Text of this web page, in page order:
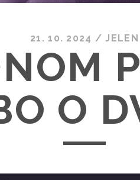
21. 10. 2024 / JELEN
O